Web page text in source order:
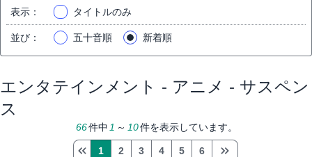
表示 ： タイトルのみ
並び ： 五十音順 新着順
エンタテインメント - アニメ - サスペン
ス
66件中 1 ～ 10件を表示しています。
1 2 3 4 5 6